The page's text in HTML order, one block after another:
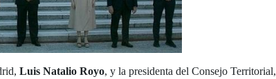
Luis Natalio Royo, y la presidenta del Consejo Territorial,